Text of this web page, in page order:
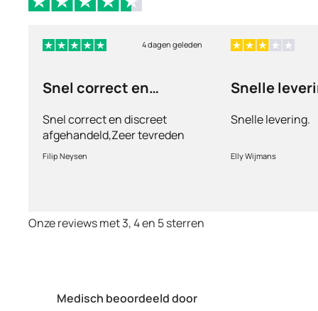
Medisch beoordeeld door
4 dagen geleden
Snel correct en
Snel correct en discreet
afgehandeld,Zeer tevreden
met de service en patiënt
vriendelijkheid.Vermoedelijk
Filip Neysen
Snelle
Snelle levering.
Elly Wijmans
Onze reviews met 3, 4 en 5 sterren